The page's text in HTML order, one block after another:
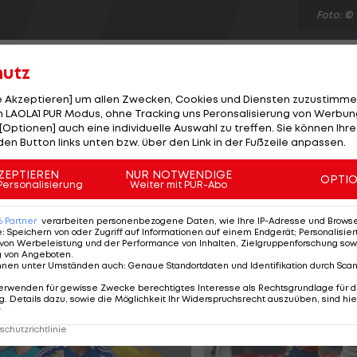
Foto: ©
der Europa League ohne Sieg. Die Reds (Gruppe
mit einem 1:1 begnügen. Im Parallelspiel fallen
keine Tore. Celtic gibt in Pool A gegen
über ein 2:2-Unentschieden hinaus. Auch
Punkteteilung, die beiden Teams trennen sich 1:1.
Akzeptieren] um allen Zwecken, Cookies und Diensten
PUR Modus, ohne Tracking uns Peronsalisierung von
auch eine individuelle Auswahl zu treffen. Sie können
Button links unten bzw. über den Link in der Fußzeile anpassen.
NUR NOTWENDIGE
Weiter mit PUR-Abo
Partner verarbeiten personenbezogene Daten, wie Ihre IP-Adresse und
: Speichern von oder Zugriff auf Informationen auf einem Endgerät;
Werbeleistung und der Performance von Inhalten, Zielgruppenforschung
von Angeboten
unter Umständen auch: Genaue Standortdaten und Identifikation durch
für gewisse Zwecke berechtigtes Interesse als Rechtsgrundlage für
Details dazu, sowie die Möglichkeit Ihr Widerspruchsrecht auszuüben, sind